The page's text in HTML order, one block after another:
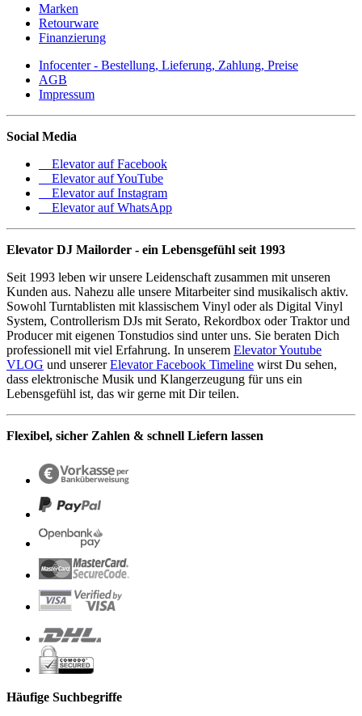
Marken
Retourware
Finanzierung
Infocenter - Bestellung, Lieferung, Zahlung, Preise
AGB
Impressum
Social Media
Elevator auf Facebook
Elevator auf YouTube
Elevator auf Instagram
Elevator auf WhatsApp
Elevator DJ Mailorder - ein Lebensgefühl seit 1993
Seit 1993 leben wir unsere Leidenschaft zusammen mit unseren
Kunden aus. Nahezu alle unsere Mitarbeiter sind musikalisch aktiv.
Sowohl Turntablisten mit klassischem Vinyl oder als Digital Vinyl
System, Controllerism DJs mit Serato, Rekordbox oder Traktor und
Producer mit eigenen Tonstudios sind unter uns. Sie beraten Dich
professionell mit viel Erfahrung. In unserem Elevator Youtube
VLOG und unsererElevator Facebook Timeline wirst Du sehen,
dass elektronische Musik und Klangerzeugung für uns ein
Lebensgefühl ist, das wir gerne mit Dir teilen.
Flexibel, sicher Zahlen & schnell Liefern lassen
Häufige Suchbegriffe